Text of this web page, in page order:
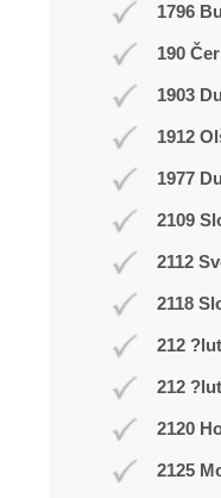
1796
190
1903
1912
1977
2109
2112
2118
212 ?lut
212 ?lut
2120
2125